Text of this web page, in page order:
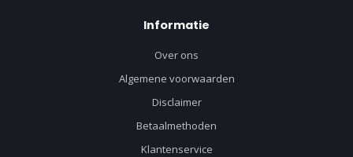
Informatie
Over ons
Algemene voorwaarden
Disclaimer
Betaalmethoden
Klantenservice